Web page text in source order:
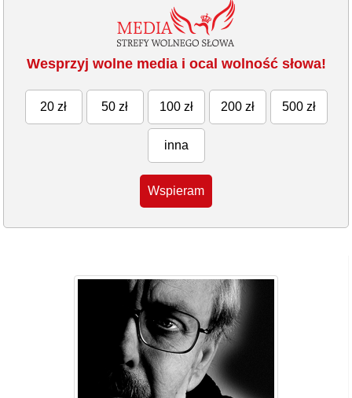
Wesprzyj wolne media i ocal wolność słowa!
20 zł 50 zł 100 zł 200 zł 500 zł
inna
Wspieram